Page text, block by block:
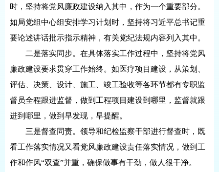
时，坚持将党风廉政建设纳入其中，作为一个重要部分。
如局党组中心组安排学习计划时，坚持将习近平总书记重
要论述讲话批示指示精神，有关党纪法规内容列入其中。
二是落实同步。在具体落实工作过程中，坚持将党风
廉政建设要求贯穿工作始终。如医疗项目建设，从策划、
评估、决策、设计、施工、竣工验收等各环节都有专职监
督员全程跟进监督，做到工程项目建设到哪里，监督就跟
进到哪里，做到早发现，早提醒。
三是督查同责。领导和纪检监察干部进行督查时，既
看工作落实情况又看党风廉政建设责任落实情况，做到工
作和作风“双查”并重，确保做事有干劲，做人很干净。